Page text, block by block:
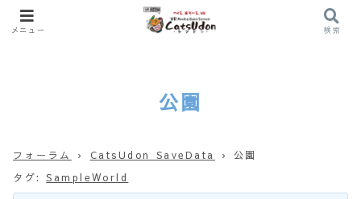
公園
フォーラム › CatsUdon SaveData ›
公園
タグ:SampleWorld
メニュー 検索